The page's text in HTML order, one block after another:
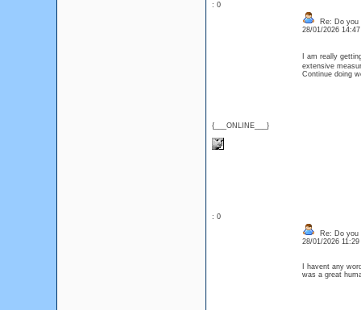
: 0
{___ONLINE___}
Re: Do you
28/01/2026
I am really
extensive
Continue doing
: 0
Re: Do you
28/01/2026
I havent any
was a great